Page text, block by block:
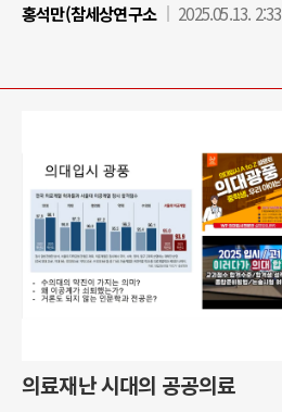
홍석만(참세상연구소
2025.05.13. 2:33
의료재난 시대의 공공의료